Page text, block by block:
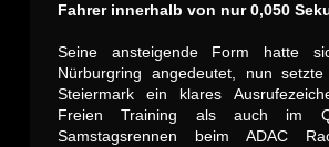
Fahrer innerhalb von nur 0,050
Seine ansteigende Form hatte
Nürburgring angedeutet, nun
Steiermark ein klares
Freien Training als auch im
Samstagsrennen beim ADAC